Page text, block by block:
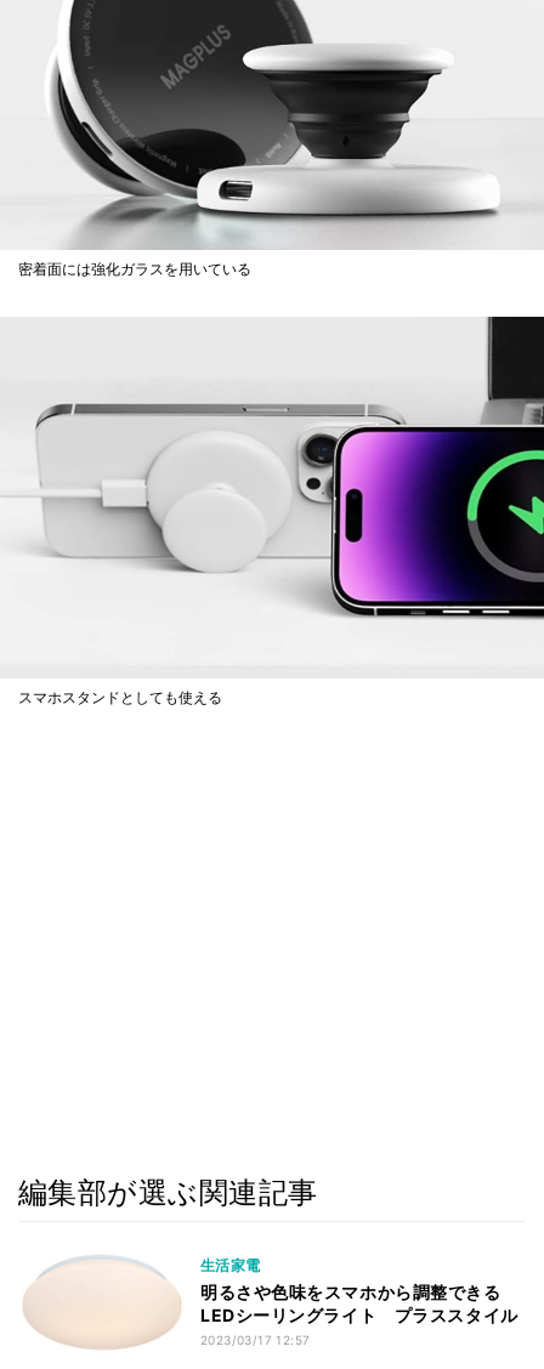
密着面には強化ガラスを用いている
スマホスタンドとしても使える
編集部が選ぶ関連記事
生活家電
明るさや色味をスマホから調整できる
LEDシーリングライト プラススタイル
2023/03/17 12:57